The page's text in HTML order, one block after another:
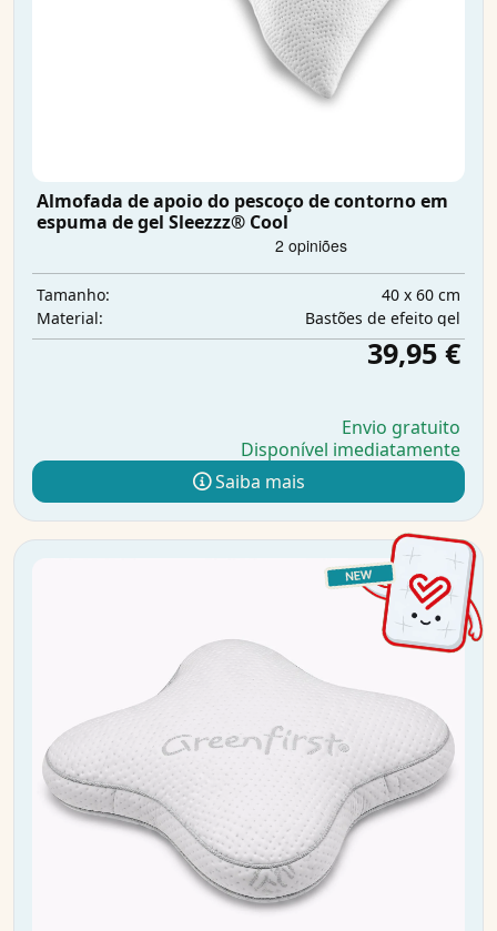
Almofada de apoio do pescoço de contorno em
espuma de gel Sleezzz® Cool
Tamanho:
40 x 60 cm
Material:
Bastões de efeito gel
39,95 €
Envio gratuito
Disponível imediatamente
Saiba mais